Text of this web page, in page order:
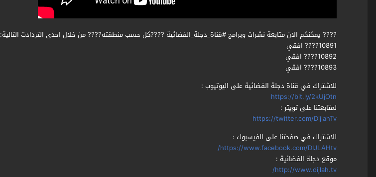
???? يمكنكم الان متابعة نشرات وبرامج #قناة_دجلة_الفضائية ????كل حسب منطقته???? من خلال احدى التردادت التالية:
10891???? افقي
10892???? افقي
10893???? افقي
للاشتراك في قناة دجلة الفضائية على اليوتيوب :
https://bit.ly/2kUjOtn
لمتابعتنا على تويتر :
https://twitter.com/DijlahTv
للاشتراك في صفحتنا على الفيسبوك :
https://www.facebook.com/DIJLAHtv/
موقع دجلة الفضائية :
http://www.dijlah.tv/